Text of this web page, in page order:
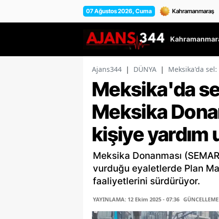
07 Ağustos 2026, Cuma
Ajans344 | DÜNYA | Meksika'da
Meksika'da
Meksika
kişiye yardım
Meksika Donanması
vurduğu eyaletlerde Plan
faaliyetlerini sürdürüyor.
YAYINLAMA: 12 Ekim 2025 - 07:36